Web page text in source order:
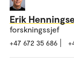
Erik
forskningssjef
+47 672 35 686